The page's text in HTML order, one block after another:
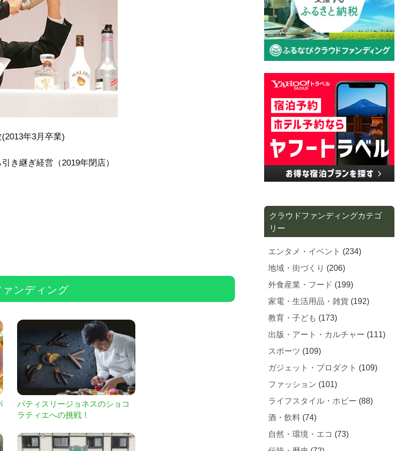
年3月卒業)
き継ぎ経営（2019年閉店）
ンディング
パティスリージョネスのショコ
ラティエへの挑戦！
クラウドファンディングカテゴ
リー
エンタメ・イベント (234)
地域・街づくり (206)
外食産業・フード (199)
家電・生活用品・雑貨 (192)
教育・子ども (173)
出版・アート・カルチャー (111)
スポーツ (109)
ガジェット・プロダクト (109)
ファッション (101)
ライフスタイル・ホビー (88)
酒・飲料 (74)
自然・環境・エコ (73)